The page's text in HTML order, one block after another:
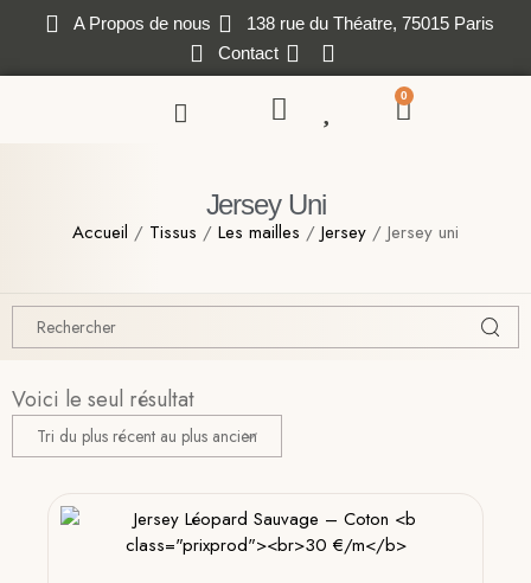
A Propos de nous
138 rue du Théatre, 75015 Paris
Contact
0
Jersey Uni
Accueil / Tissus / Les mailles / Jersey / Jersey uni
Voici le seul résultat